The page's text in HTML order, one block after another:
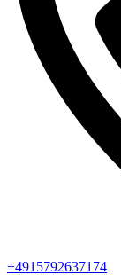
+4915792637174